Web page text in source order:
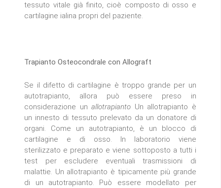
tessuto vitale già finito, cioè composto di osso e
cartilagine ialina propri del paziente.
Trapianto Osteocondrale con Allograft
Se il difetto di cartilagine è troppo grande per un
autotrapianto, allora può essere preso in
considerazione unallotrapianto Un allotrapianto è
un innesto di tessuto prelevato da un donatore di
organi. Come un autotrapianto, è un blocco di
cartilagine e di osso. In laboratorio viene
sterilizzato e preparato e viene sottoposto a tutti i
test per escludere eventuali trasmissioni di
malattie. Un allotrapianto è tipicamente più grande
di un autotrapianto. Può essere modellato per